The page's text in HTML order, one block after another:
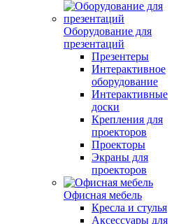
Оборудование для
презентаций
Презентеры
Интерактивное
оборудование
Интерактивные
доски
Крепления для
проекторов
Проекторы
Экраны для
проекторов
Офисная мебель
Кресла и стулья
Аксессуары для